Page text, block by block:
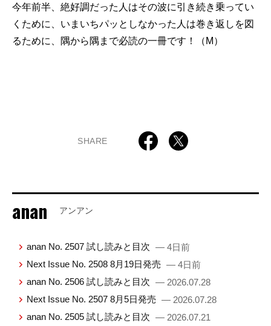
今年前半、絶好調だった人はその波に引き続き乗ってい
くために、いまいちパッとしなかった人は巻き返しを図
るために、隅から隅まで必読の一冊です！（M）
SHARE
anan アンアン
anan No. 2507 試し読みと目次 — 4日前
Next Issue No. 2508 8月19日発売 — 4日前
anan No. 2506 試し読みと目次 — 2026.07.28
Next Issue No. 2507 8月5日発売 — 2026.07.28
anan No. 2505 試し読みと目次 — 2026.07.21